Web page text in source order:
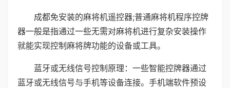
成都免安装的麻将机遥控器;普通麻将机程序控牌
器一般是指通过一些无需对麻将机进行复杂安装操作
就能实现控制麻将牌功能的设备或工具。
蓝牙或无线信号控制原理：一些智能控牌器通过
蓝牙或无线信号与手机等设备连接。手机端软件预设